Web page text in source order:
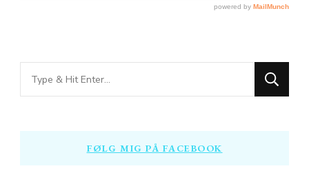
Looking
for
FØLG MIG PÅ FACEBOOK